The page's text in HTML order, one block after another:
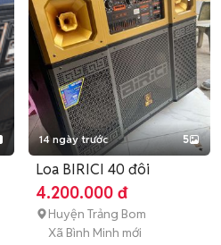
14 ngày trước 5
Loa BIRICI 40 đôi
4.200.000 đ
Huyện Trảng Bom
Xã Bình Minh mới